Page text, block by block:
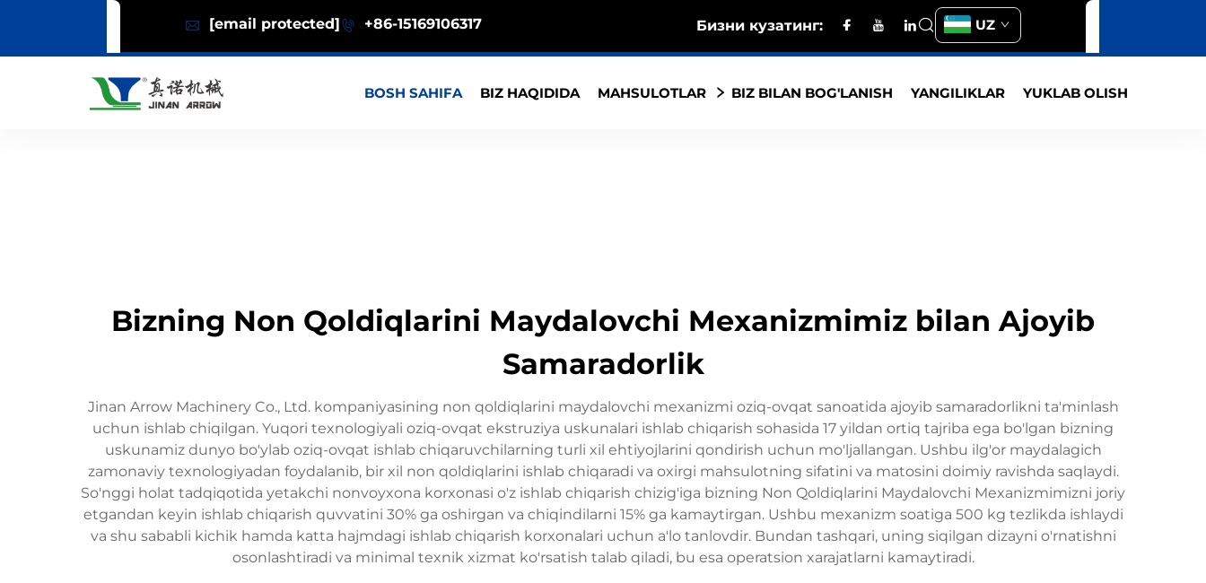
[email protected] +86-15169106317 Бизни кузатинг: UZ
BOSH SAHIFA BIZ HAQIDIDA MAHSULOTLAR BIZ BILAN BOG'LANISH YANGILIKLAR YUKLAB OLISH
Bizning Non Qoldiqlarini Maydalovchi Mexanizmimiz bilan Ajoyib
Samaradorlik
Jinan Arrow Machinery Co., Ltd. kompaniyasining non qoldiqlarini maydalovchi mexanizmi oziq-ovqat sanoatida ajoyib samaradorlikni ta'minlash
uchun ishlab chiqilgan. Yuqori texnologiyali oziq-ovqat ekstruziya uskunalari ishlab chiqarish sohasida 17 yildan ortiq tajriba ega bo'lgan bizning
uskunamiz dunyo bo'ylab oziq-ovqat ishlab chiqaruvchilarning turli xil ehtiyojlarini qondirish uchun mo'ljallangan. Ushbu ilg'or maydalagich
zamonaviy texnologiyadan foydalanib, bir xil non qoldiqlarini ishlab chiqaradi va oxirgi mahsulotning sifatini va matosini doimiy ravishda saqlaydi.
So'nggi holat tadqiqotida yetakchi nonvoyxona korxonasi o'z ishlab chiqarish chizig'iga bizning Non Qoldiqlarini Maydalovchi Mexanizmimizni joriy
etgandan keyin ishlab chiqarish quvvatini 30% ga oshirgan va chiqindilarni 15% ga kamaytirgan. Ushbu mexanizm soatiga 500 kg tezlikda ishlaydi
va shu sababli kichik hamda katta hajmdagi ishlab chiqarish korxonalari uchun a'lo tanlovdir. Bundan tashqari, uning siqilgan dizayni o'rnatishni
osonlashtiradi va minimal texnik xizmat ko'rsatish talab qiladi, bu esa operatsion xarajatlarni kamaytiradi.